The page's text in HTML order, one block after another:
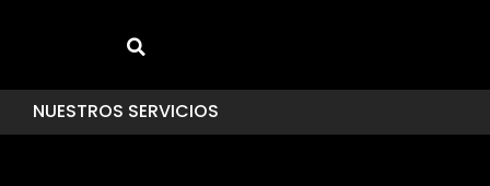
NUESTROS SERVICIOS